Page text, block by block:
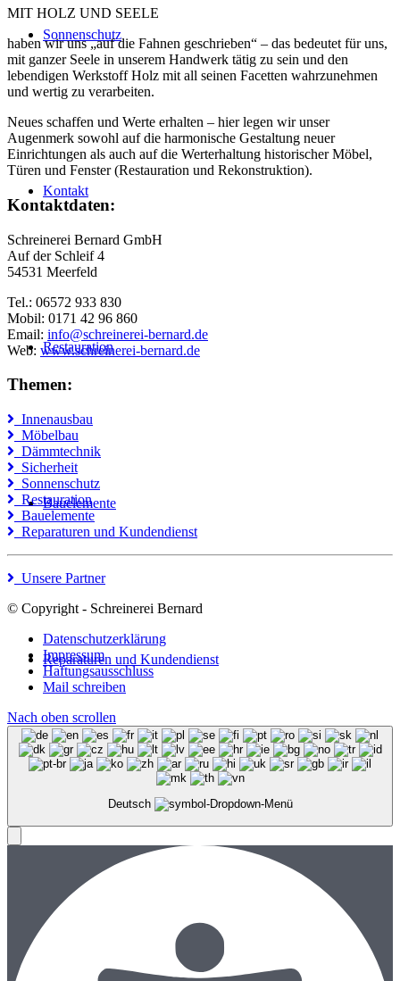
Sonnenschutz
Kontakt
Restauration
Bauelemente
Reparaturen und Kundendienst
MIT HOLZ UND SEELE
haben wir uns „auf die Fahnen geschrieben“ – das bedeutet für uns,
mit ganzer Seele in unserem Handwerk tätig zu sein und den
lebendigen Werkstoff Holz mit all seinen Facetten wahrzunehmen
und wertig zu verarbeiten.
Neues schaffen und Werte erhalten – hier legen wir unser
Augenmerk sowohl auf die harmonische Gestaltung neuer
Einrichtungen als auch auf die Werterhaltung historischer Möbel,
Türen und Fenster (Restauration und Rekonstruktion).
Kontaktdaten:
Schreinerei Bernard GmbH
Auf der Schleif 4
54531 Meerfeld
Tel.: 06572 933 830
Mobil: 0171 42 96 860
Email: info@schreinerei-bernard.de
Web: www.schreinerei-bernard.de
Themen:
Innenausbau
Möbelbau
Dämmtechnik
Sicherheit
Sonnenschutz
Restauration
Bauelemente
Reparaturen und Kundendienst
Unsere Partner
© Copyright - Schreinerei Bernard
Datenschutzerklärung
Impressum
Haftungsausschluss
Mail schreiben
Nach oben scrollen
Deutsch